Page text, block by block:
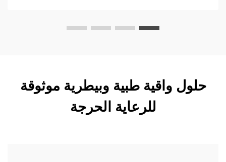
حلول واقية طبية وبيطرية موثوقة
للرعاية الحرجة